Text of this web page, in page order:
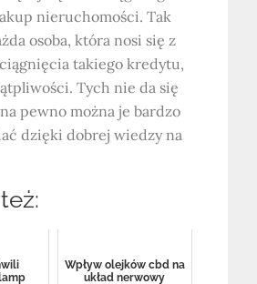
nieruchomości. Tak
osoba, która nosi się z
takiego kredytu,
Tych nie da się
pewno można je bardzo
dzięki dobrej wiedzy na
Wpływ olejków cbd na
układ nerwowy